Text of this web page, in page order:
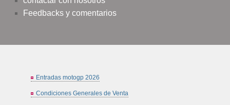
Feedbacks y comentarios
Entradas motogp 2026
Condiciones Generales de Venta